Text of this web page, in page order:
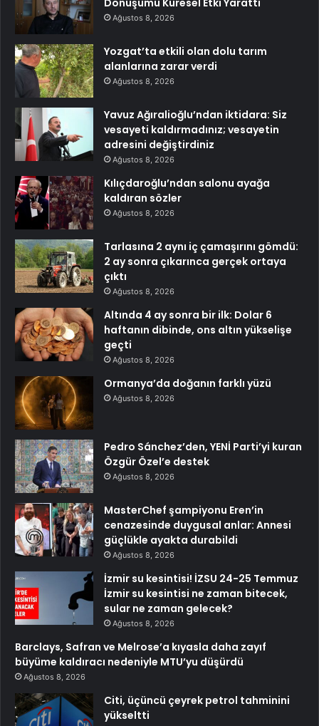
Dönüşümü Küresel Etki Yarattı
Ağustos 8, 2026
Yozgat’ta etkili olan dolu tarım
alanlarına zarar verdi
Ağustos 8, 2026
Yavuz Ağıralioğlu’ndan iktidara: Siz
vesayeti kaldırmadınız; vesayetin
adresini değiştirdiniz
Ağustos 8, 2026
Kılıçdaroğlu’ndan salonu ayağa
kaldıran sözler
Ağustos 8, 2026
Tarlasına 2 aynı iç çamaşırını gömdü:
2 ay sonra çıkarınca gerçek ortaya
çıktı
Ağustos 8, 2026
Altında 4 ay sonra bir ilk: Dolar 6
haftanın dibinde, ons altın yükselişe
geçti
Ağustos 8, 2026
Ormanya’da doğanın farklı yüzü
Ağustos 8, 2026
Pedro Sánchez’den, YENİ Parti’yi kuran
Özgür Özel’e destek
Ağustos 8, 2026
MasterChef şampiyonu Eren’in
cenazesinde duygusal anlar: Annesi
güçlükle ayakta durabildi
Ağustos 8, 2026
İzmir su kesintisi! İZSU 24-25 Temmuz
İzmir su kesintisi ne zaman bitecek,
sular ne zaman gelecek?
Ağustos 8, 2026
Barclays, Safran ve Melrose’a kıyasla daha zayıf
büyüme kaldıracı nedeniyle MTU’yu düşürdü
Ağustos 8, 2026
Citi, üçüncü çeyrek petrol tahminini
yükseltti